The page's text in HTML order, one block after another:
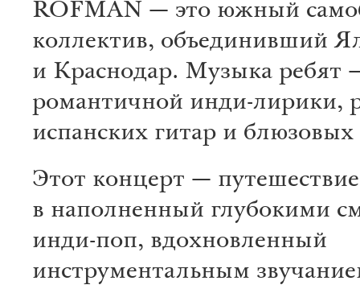
ROFMAN — это южный
коллектив, объединивший
и Краснодар. Музыка ребят
романтичной инди-лирики,
испанских гитар и
Этот концерт — путешествие
в наполненный глубокими
инди-поп, вдохновленный
инструментальным